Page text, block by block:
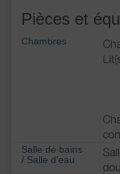
Pièces et
Chambres
Salle de bains
/ Salle d'eau